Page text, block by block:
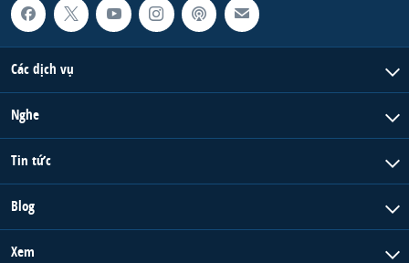
Các dịch vụ
Nghe
Tin tức
Blog
Xem